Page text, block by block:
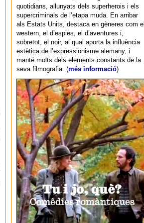
quotidians, allunyats dels superherois i els
supercriminals de l’etapa muda. En arribar
als Estats Units, destaca en gèneres com el
western, el d’espies, el d’aventures i,
sobretot, el noir, al qual aporta la influència
estètica de l’expressionisme alemany, i
manté molts dels elements constants de la
seva filmografia. (més informació)